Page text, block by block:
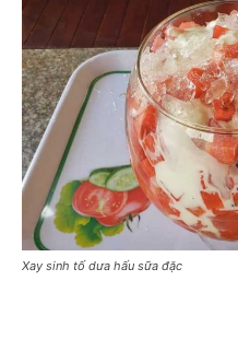
Xay sinh tố dưa hấu sữa đặc